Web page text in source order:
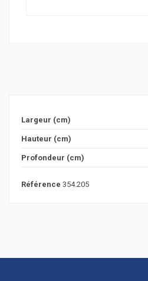
Largeur (cm)
Hauteur (cm)
Profondeur (cm)
Référence 354.205